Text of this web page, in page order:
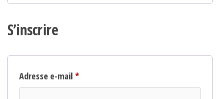
S’inscrire
Adresse e-mail *Obligatoire